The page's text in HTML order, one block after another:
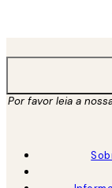
Por favor leia a